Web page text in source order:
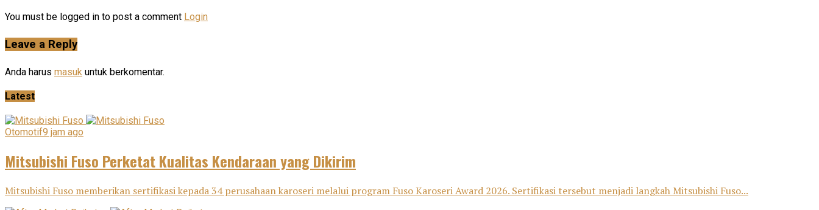
You must be logged in to post a comment Login
Leave a Reply
Anda harus masuk untuk berkomentar.
Latest
Otomotif9 jam ago
Mitsubishi Fuso Perketat Kualitas Kendaraan yang Dikirim
Mitsubishi Fuso memberikan sertifikasi kepada 34 perusahaan karoseri melalui program Fuso Karoseri Award 2026. Sertifikasi tersebut menjadi langkah Mitsubishi Fuso...